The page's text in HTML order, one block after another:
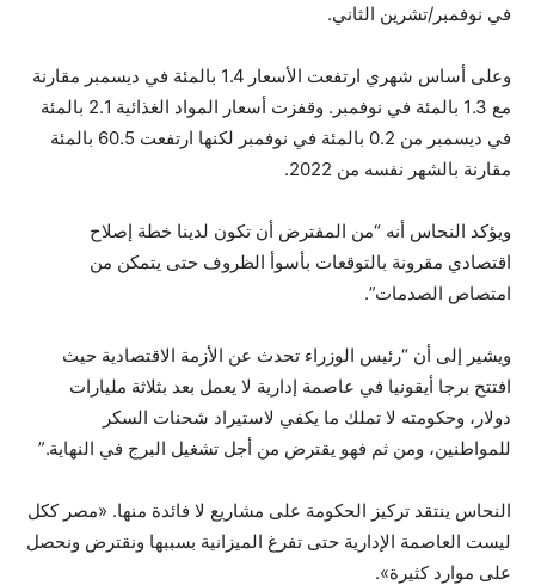
في نوفمبر/تشرين الثاني.
وعلى أساس شهري ارتفعت الأسعار 1.4 بالمئة في ديسمبر مقارنة
مع 1.3 بالمئة في نوفمبر. وقفزت أسعار المواد الغذائية 2.1 بالمئة
في ديسمبر من 0.2 بالمئة في نوفمبر لكنها ارتفعت 60.5 بالمئة
مقارنة بالشهر نفسه من 2022.
ويؤكد النحاس أنه “من المفترض أن تكون لدينا خطة إصلاح
اقتصادي مقرونة بالتوقعات بأسوأ الظروف حتى يتمكن من
امتصاص الصدمات”.
ويشير إلى أن “رئيس الوزراء تحدث عن الأزمة الاقتصادية حيث
افتتح برجا أيقونيا في عاصمة إدارية لا يعمل بعد بثلاثة مليارات
دولار، وحكومته لا تملك ما يكفي لاستيراد شحنات السكر
للمواطنين، ومن ثم فهو يقترض من أجل تشغيل البرج في النهاية.”
النحاس ينتقد تركيز الحكومة على مشاريع لا فائدة منها. «مصر ككل
ليست العاصمة الإدارية حتى تفرغ الميزانية بسببها ونقترض ونحصل
على موارد كثيرة».